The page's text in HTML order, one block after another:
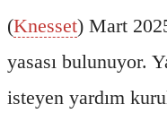
(Knesset) Mart
yasası bulunuyor.
isteyen yardım